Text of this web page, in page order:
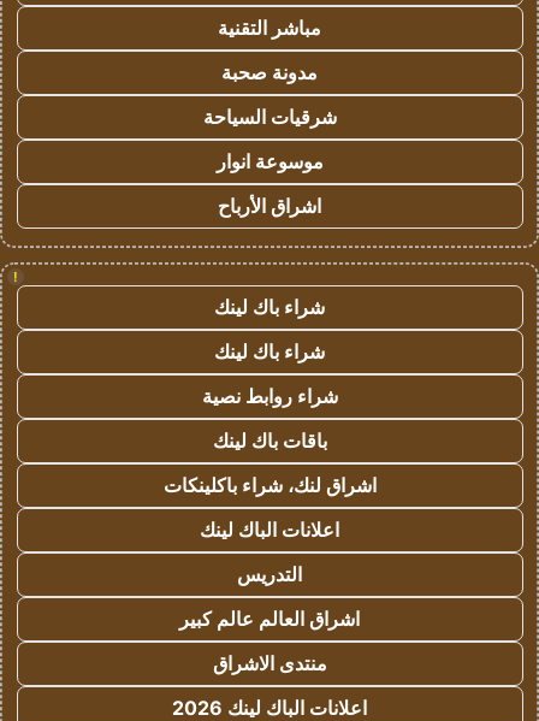
مباشر التقنية
مدونة صحبة
شرقيات السياحة
موسوعة انوار
اشراق الأرباح
!
شراء باك لينك
شراء باك لينك
شراء روابط نصية
باقات باك لينك
اشراق لنك، شراء باكلينكات
اعلانات الباك لينك
التدريس
اشراق العالم عالم كبير
منتدى الاشراق
اعلانات الباك لينك 2026